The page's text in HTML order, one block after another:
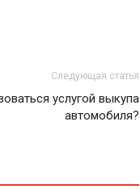
Следующая статья
услугой выкупа
автомобиля?